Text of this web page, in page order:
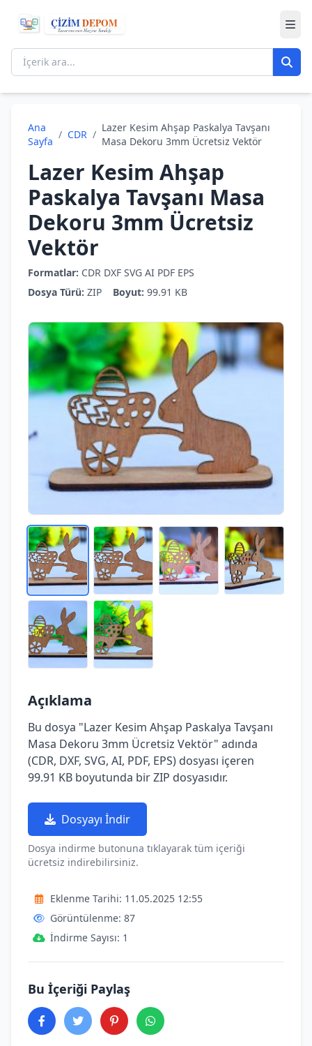
Ana
Sayfa
/ CDR /
Lazer Kesim Ahşap Paskalya Tavşanı
Masa Dekoru 3mm Ücretsiz Vektör
Lazer Kesim Ahşap
Paskalya Tavşanı Masa
Dekoru 3mm Ücretsiz
Vektör
Formatlar: CDR DXF SVG AI PDF EPS
Dosya Türü: ZIP Boyut: 99.91 KB
Açıklama
Bu dosya "Lazer Kesim Ahşap Paskalya Tavşanı
Masa Dekoru 3mm Ücretsiz Vektör" adında
(CDR, DXF, SVG, AI, PDF, EPS) dosyası içeren
99.91 KB boyutunda bir ZIP dosyasıdır.
Dosyayı İndir
Dosya indirme butonuna tıklayarak tüm içeriği
ücretsiz indirebilirsiniz.
Eklenme Tarihi: 11.05.2025 12:55
Görüntülenme: 87
İndirme Sayısı: 1
Bu İçeriği Paylaş